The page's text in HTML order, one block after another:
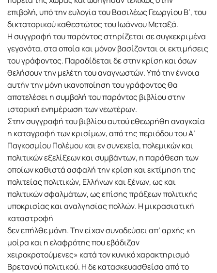
επιβολή, υπό την ευλογία του Βασιλέως Γεωργίου Β’, του
δικτατορικού καθεστώτος του Ιωάννου Μεταξά.
Η συγγραφή του παρόντος στηρίζεται σε συγκεκριµένα
γεγονότα, στα οποία και µόνον βασίζονται οι εκτιµήσεις
του γράφοντος. Παραδίδεται δε στην κρίση και όσων
θελήσουν την µελέτη του αναγνωστών. Υπό την έννοια
αυτήν την µόνη ικανοποίηση του γράφοντος θα
αποτελέσει η συµβολή του παρόντος βιβλίου στην
ιστορική ενηµέρωση των νεωτέρων.
Στην συγγραφή του βιβλίου αυτού εθεωρήθη αναγκαία
η καταγραφή των κρισίµων, από της περιόδου του Α’
Παγκοσµίου Πολέµου και εν συνεχεία, πολεµικών και
πολιτικών εξελίξεων και συµβάντων, η παράθεση των
οποίων καθιστά ασφαλή την κρίση και εκτίµηση της
πολιτείας πολιτικών, Ελλήνων και ξένων, ως και
πολιτικών σφαλµάτων, ως επίσης πράξεων πολιτικής
υποκρισίας και αναλγησίας πολλών. Η µικρασιατική
καταστροφή
δεν επήλθε µόνη. Την είχαν συνοδεύσει απ’ αρχής «η
µοίρα και η ελαφρότης που εβάδιζαν
χειροκροτούµενες» κατά τον κυνικό χαρακτηρισµό
Βρετανού πολιτικού. Η δε κατασκευασθείσα από το